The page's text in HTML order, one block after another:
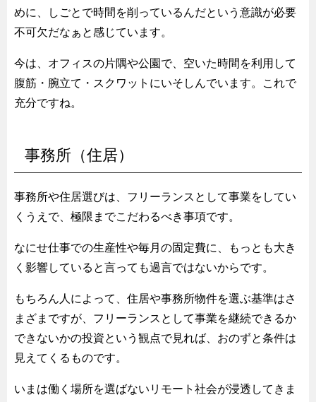
めに、しごとで時間を削っているんだという意識が必要
不可欠だなぁと感じています。
今は、オフィスの片隅や公園で、空いた時間を利用して
腹筋・腕立て・スクワットにいそしんでいます。これで
充分ですね。
事務所（住居）
事務所や住居選びは、フリーランスとして事業をしてい
くうえで、極限までこだわるべき事項です。
なにせ仕事での生産性や毎月の固定費に、もっとも大き
く影響していると言っても過言ではないからです。
もちろん人によって、住居や事務所物件を選ぶ基準はさ
まざまですが、フリーランスとして事業を継続できるか
できないかの投資という観点で見れば、おのずと条件は
見えてくるものです。
いまは働く場所を選ばないリモート社会が浸透してきま